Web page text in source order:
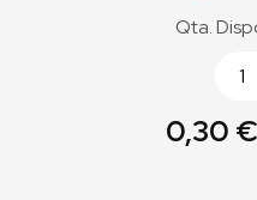
Qta.
0,30 €